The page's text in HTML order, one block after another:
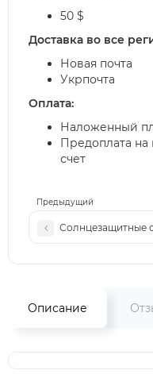
Предыдущий
Солнцезащитные
50 $
Доставка во все
Новая почта
Укрпочта
Оплата:
Наложенный
Предоплата на
счет
Описание